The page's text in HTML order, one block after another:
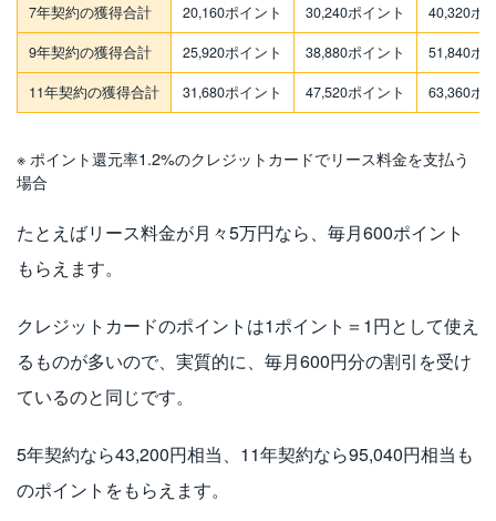
7年契約の獲得合計
20,160ポイント 30,240ポイント
40,320ポ
9年契約の獲得合計
25,920ポイント 38,880ポイント
51,840ポ
11年契約の獲得合計
31,680ポイント 47,520ポイント 63,360ポ
※ ポイント還元率1.2%のクレジットカードでリース料金を支払う
場合
たとえばリース料金が月々5万円なら、毎月600ポイント
もらえます。
クレジットカードのポイントは1ポイント＝1円として使え
るものが多いので、実質的に、毎月600円分の割引を受け
ているのと同じです。
5年契約なら43,200円相当、11年契約なら95,040円相当も
のポイントをもらえます。